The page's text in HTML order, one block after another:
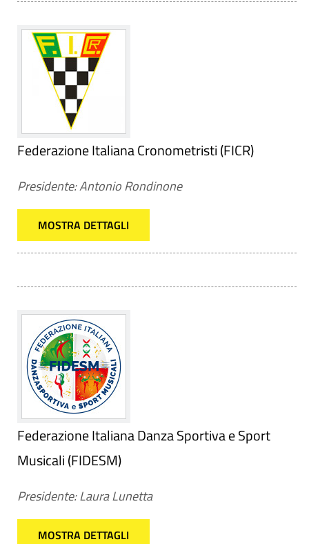
Federazione Italiana Cronometristi (FICR)
Presidente: Antonio Rondinone
MOSTRA DETTAGLI
Federazione Italiana Danza Sportiva e Sport
Musicali (FIDESM)
Presidente: Laura Lunetta
MOSTRA DETTAGLI